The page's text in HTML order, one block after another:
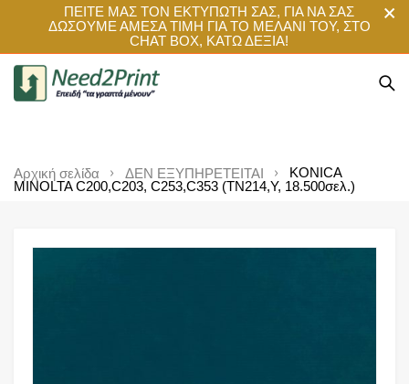
ΠΕΙΤΕ ΜΑΣ ΤΟΝ ΕΚΤΥΠΩΤΗ ΣΑΣ, ΓΙΑ ΝΑ ΣΑΣ
ΔΩΣΟΥΜΕ ΑΜΕΣΑ ΤΙΜΗ ΓΙΑ ΤΟ ΜΕΛΑΝΙ ΤΟΥ, ΣΤΟ
CHAT BOX, ΚΑΤΩ ΔΕΞΙΑ!
Αρχική σελίδα ΔΕΝ ΕΞΥΠΗΡΕΤΕΙΤΑΙ
KONICA
MINOLTA C200,C203, C253,C353 (TN214,Y, 18.500σελ.)